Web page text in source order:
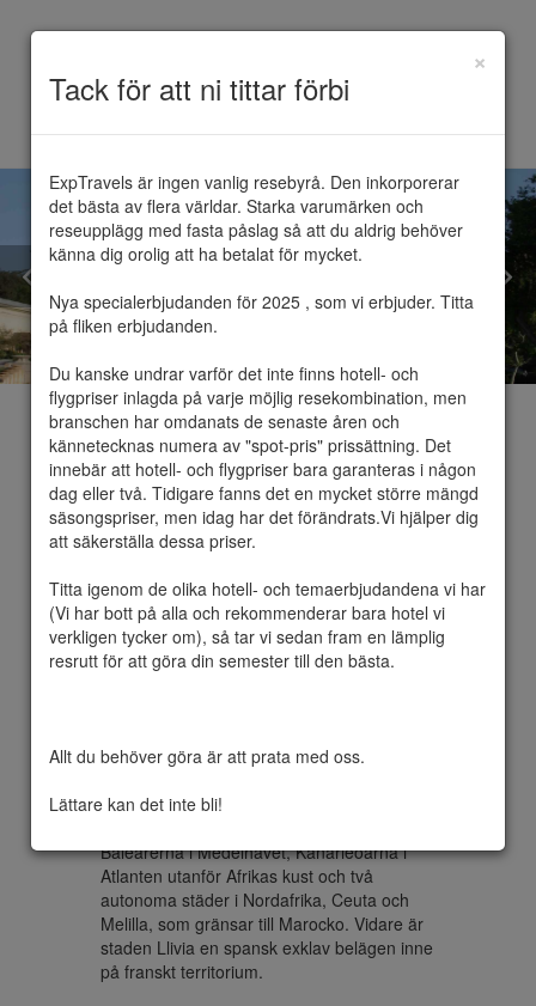
Tack för att ni tittar förbi
×
ExpTravels är ingen vanlig resebyrå. Den inkorporerar
det bästa av flera världar. Starka varumärken och
reseupplägg med fasta påslag så att du aldrig behöver
känna dig orolig att ha betalat för mycket.
Nya specialerbjudanden för 2025 , som vi erbjuder. Titta
på fliken erbjudanden.
Du kanske undrar varför det inte finns hotell- och
flygpriser inlagda på varje möjlig resekombination, men
branschen har omdanats de senaste åren och
kännetecknas numera av "spot-pris" prissättning. Det
innebär att hotell- och flygpriser bara garanteras i någon
dag eller två. Tidigare fanns det en mycket större mängd
säsongspriser, men idag har det förändrats.Vi hjälper dig
att säkerställa dessa priser.
Titta igenom de olika hotell- och temaerbjudandena vi har
(Vi har bott på alla och rekommenderar bara hotel vi
verkligen tycker om), så tar vi sedan fram en lämplig
resrutt för att göra din semester till den bästa.
Allt du behöver göra är att prata med oss.
Lättare kan det inte bli!
Spanien
Officiellt Konungariket Spanien, är ett land
och en medlemsstat i Europeiska unionen
belägen i sydvästra Europa på Iberiska
territoriet Gibraltar; i norr av Frankrike,
och väster av Atlanten och Portugal.
Balearerna i Medelhavet, Kanarieöarna i
Atlanten utanför Afrikas kust och två
autonoma städer i Nordafrika, Ceuta och
Melilla, som gränsar till Marocko. Vidare är
staden Llivia en spansk exklav belägen inne
på franskt territorium.